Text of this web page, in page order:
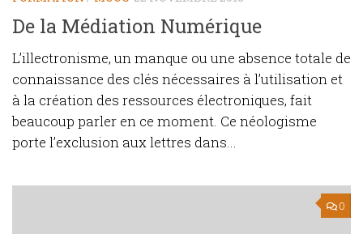
De la Médiation Numérique
L’illectronisme, un manque ou une absence totale de
connaissance des clés nécessaires à l’utilisation et
à la création des ressources électroniques, fait
beaucoup parler en ce moment. Ce néologisme
porte l’exclusion aux lettres dans...
0